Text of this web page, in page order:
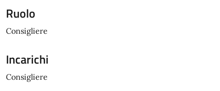
Ruolo
Consigliere
Incarichi
Consigliere